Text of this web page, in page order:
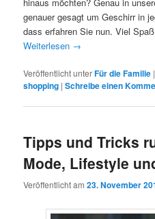
genauer gesagt um Geschirr in
dass erfahren Sie nun. Viel
Weiterlesen →
Veröffentlicht unterFür die Familie
shopping |Schreibe einen
Tipps und Tricks
Mode, Lifestyle
Veröffentlicht am23. November